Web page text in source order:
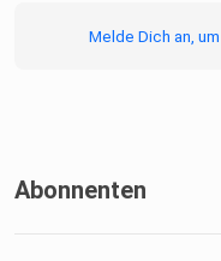
Melde Dich an,
Abonnenten